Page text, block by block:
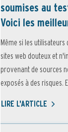
soumises au
Voici les
Même si les
sites web douteux et
provenant de sources
exposés à des risques.
LIRE L'ARTICLE